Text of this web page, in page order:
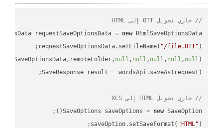
// جاري تحويل OTT إلى HTML
requestSaveOptionsData = new
requestSaveOptionsData.setFileName( "/file.OTT"
null , null , null , null , null
// جاري تحويل HTML إلى XLS
SaveOptions saveOptions = new
saveOption.setSaveFormat( "HTML"